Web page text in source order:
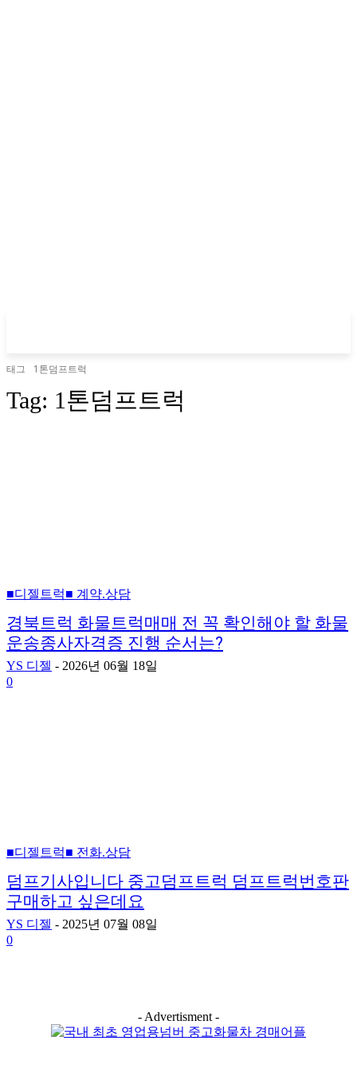
태그 1톤덤프트럭
Tag: 1톤덤프트럭
■디젤트럭■ 계약.상담
경북트럭 화물트럭매매 전 꼭 확인해야 할 화물
운송종사자격증 진행 순서는?
YS 디젤 - 2026년 06월 18일
0
■디젤트럭■ 전화.상담
덤프기사입니다 중고덤프트럭 덤프트럭번호판
구매하고 싶은데요
YS 디젤 - 2025년 07월 08일
0
- Advertisment -